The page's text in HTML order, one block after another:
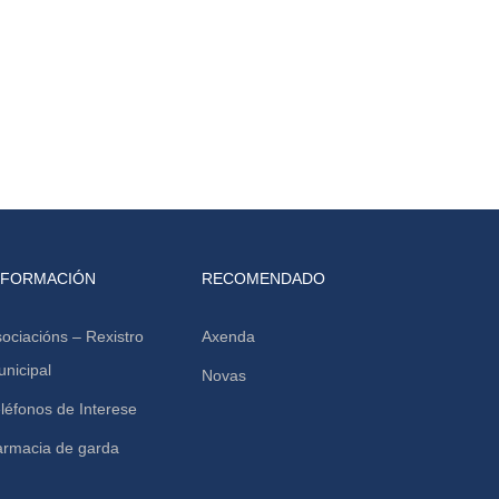
– Rexistro
de Interese
de garda
RECOMENDADO
Axenda
Novas